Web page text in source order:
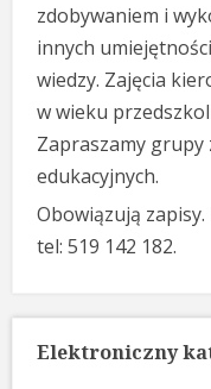
zdobywaniem i
innych
wiedzy. Zajęcia
w wieku
Zapraszamy grupy
edukacyjnych.
Obowiązują
tel: 519 142 182.
Elektroniczny